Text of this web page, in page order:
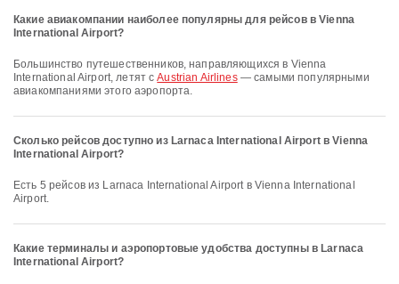
Какие авиакомпании наиболее популярны для рейсов в Vienna
International Airport?
Большинство путешественников, направляющихся в Vienna
International Airport, летят сAustrian Airlines— самыми популярными
авиакомпаниями этого аэропорта.
Сколько рейсов доступно из Larnaca International Airport в Vienna
International Airport?
Есть 5 рейсов из Larnaca International Airport в Vienna International
Airport.
Какие терминалы и аэропортовые удобства доступны в Larnaca
International Airport?